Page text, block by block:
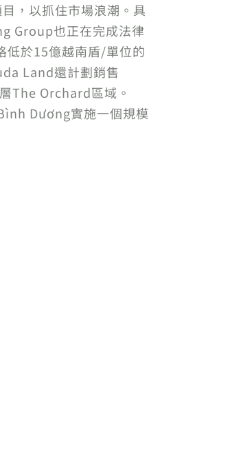
，以抓住市場浪潮。具
Group也正在完成法律
低於15億越南盾/單位的
Land還計劃銷售
The Orchard區域。
Dương實施一個規模